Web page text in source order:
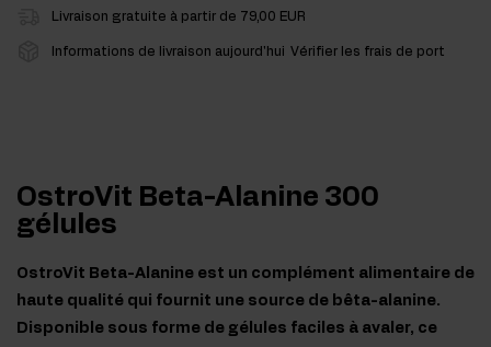
Livraison gratuite à partir de 79,00 EUR
Informations de livraison aujourd'hui Vérifier les frais de port
OstroVit Beta-Alanine 300
gélules
OstroVit Beta-Alanine est un complément alimentaire de
haute qualité qui fournit une source de bêta-alanine.
Disponible sous forme de gélules faciles à avaler, ce